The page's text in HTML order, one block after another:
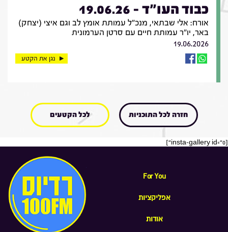
כבוד העו"ד - 19.06.26
אורח: אלי שבתאי, מנכ"ל עמותת אומץ לב וגם איצי (יצחק)
באר, יו"ר עמותת חיים עם סרטן הערמונית
19.06.2026
נגן את הקטע
חזרה לכל התוכניות לכל הקטעים
[insta-gallery id="0"]
For You
אפליקציות
אודות